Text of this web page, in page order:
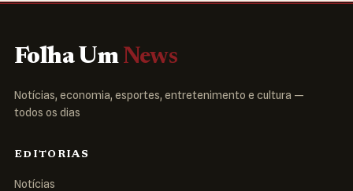
Folha Um News
Notícias, economia, esportes, entretenimento e cultura —
todos os dias
EDITORIAS
Notícias